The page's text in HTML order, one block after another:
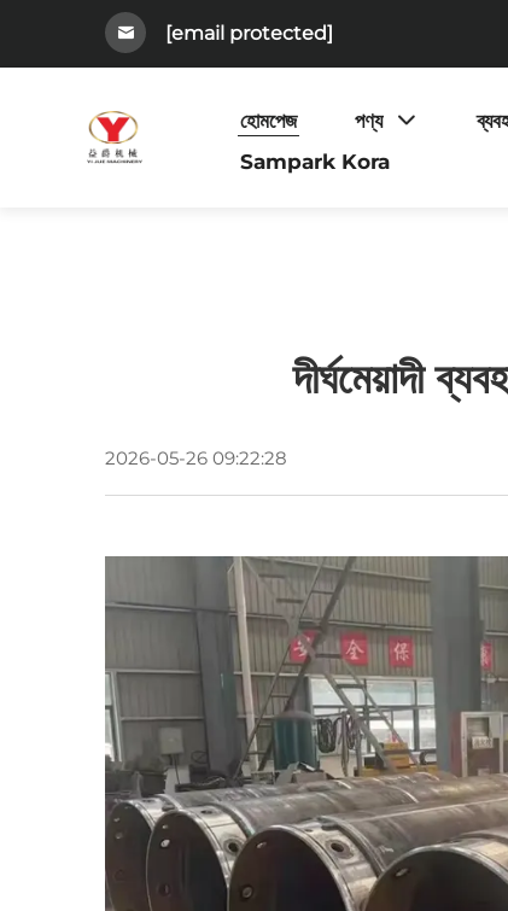
[email protected]
হোমপেজ পণ্য
Sampark Kora
দীর্ঘমেয়াদী
2026-05-26 09:22:28